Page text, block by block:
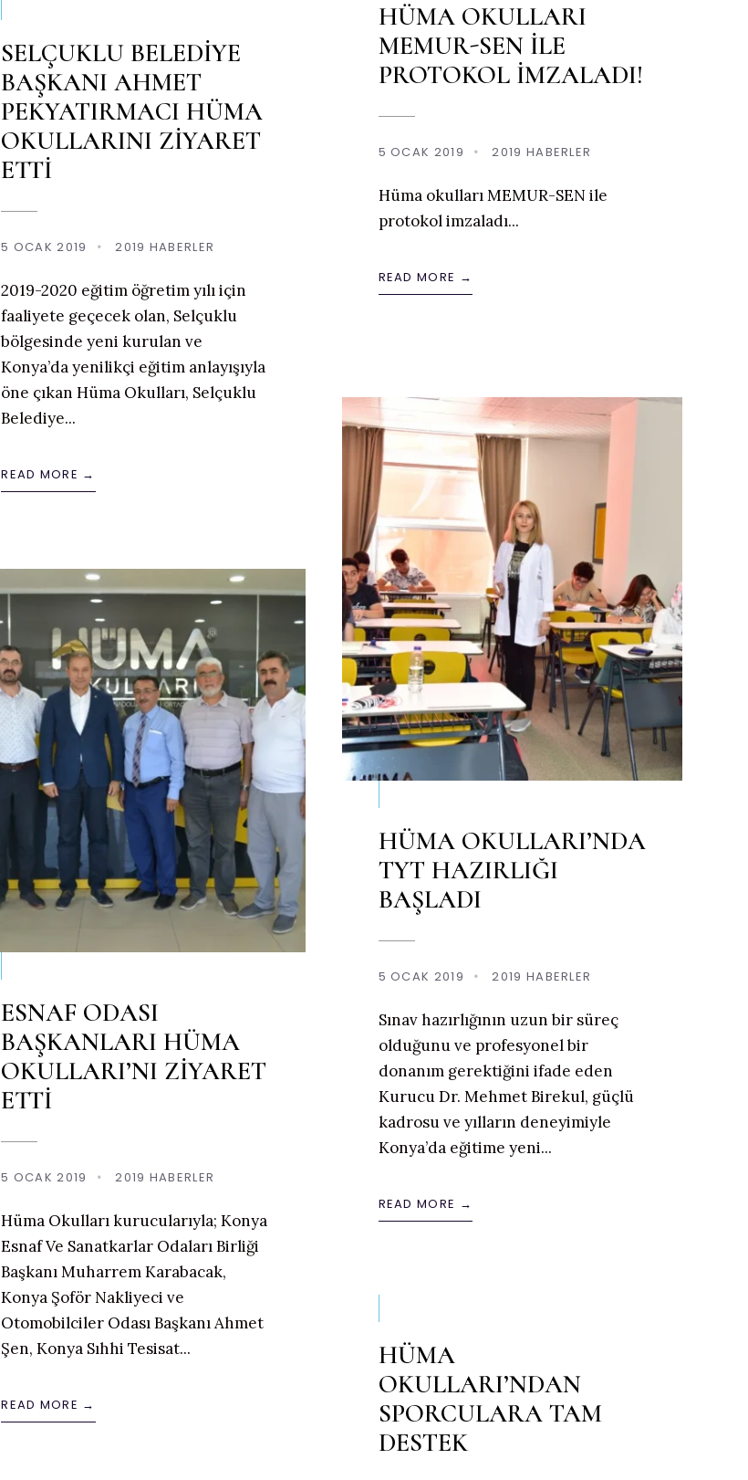
HÜMA OKULLARI
MEMUR-SEN İLE
PROTOKOL İMZALADI!
5 OCAK 2019 • 2019 HABERLER
Hüma okulları MEMUR-SEN ile
protokol imzaladı...
READ MORE →
SELÇUKLU BELEDİYE
BAŞKANI AHMET
PEKYATIRMACI HÜMA
OKULLARINI ZİYARET
ETTİ
5 OCAK 2019 • 2019 HABERLER
2019-2020 eğitim öğretim yılı için
faaliyete geçecek olan, Selçuklu
bölgesinde yeni kurulan ve
Konya’da yenilikçi eğitim anlayışıyla
öne çıkan Hüma Okulları, Selçuklu
Belediye...
READ MORE →
HÜMA OKULLARI’NDA
TYT HAZIRLIĞI
BAŞLADI
5 OCAK 2019 • 2019 HABERLER
Sınav hazırlığının uzun bir süreç
olduğunu ve profesyonel bir
donanım gerektiğini ifade eden
Kurucu Dr. Mehmet Birekul, güçlü
kadrosu ve yılların deneyimiyle
Konya’da eğitime yeni...
READ MORE →
ESNAF ODASI
BAŞKANLARI HÜMA
OKULLARI’NI ZİYARET
ETTİ
5 OCAK 2019 • 2019 HABERLER
Hüma Okulları kurucularıyla; Konya
Esnaf Ve Sanatkarlar Odaları Birliği
Başkanı Muharrem Karabacak,
Konya Şoför Nakliyeci ve
Otomobilciler Odası Başkanı Ahmet
Şen, Konya Sıhhi Tesisat...
READ MORE →
HÜMA
OKULLARI’NDAN
SPORCULARA TAM
DESTEK